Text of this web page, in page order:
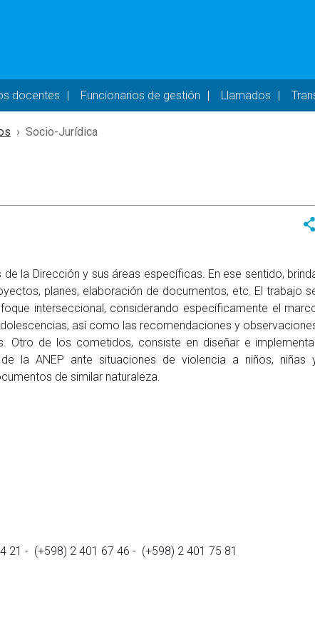
docentes Funcionarios de gestión Llamados
Socio-Jurídica
la Dirección y sus áreas específicas. En ese sentido,
planes, elaboración de documentos, etc. El trabajo
interseccional, considerando específicamente el
así como las recomendaciones y
Otro de los cometidos, consiste en diseñar e
la ANEP ante situaciones de violencia a niños, niñas
de similar naturaleza.
21 - (+598) 2 401 67 46 - (+598) 2 401 75 81